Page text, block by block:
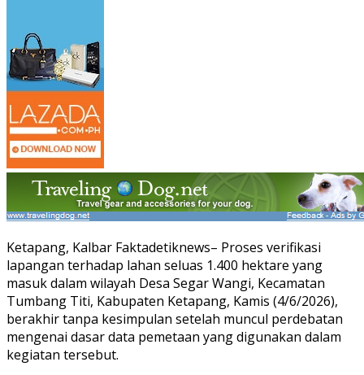
Ketapang, Kalbar Faktadetiknews– Proses verifikasi
lapangan terhadap lahan seluas 1.400 hektare yang
masuk dalam wilayah Desa Segar Wangi, Kecamatan
Tumbang Titi, Kabupaten Ketapang, Kamis (4/6/2026),
berakhir tanpa kesimpulan setelah muncul perdebatan
mengenai dasar data pemetaan yang digunakan dalam
kegiatan tersebut.